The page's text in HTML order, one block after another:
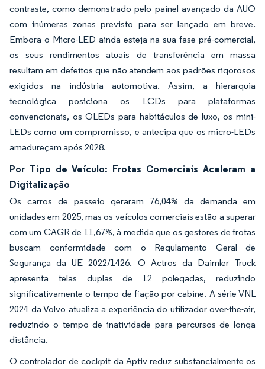
contraste, como demonstrado pelo painel avançado da AUO
com inúmeras zonas previsto para ser lançado em breve.
Embora o Micro-LED ainda esteja na sua fase pré-comercial,
os seus rendimentos atuais de transferência em massa
resultam em defeitos que não atendem aos padrões rigorosos
exigidos na indústria automotiva. Assim, a hierarquia
tecnológica posiciona os LCDs para plataformas
convencionais, os OLEDs para habitáculos de luxo, os mini-
LEDs como um compromisso, e antecipa que os micro-LEDs
amadureçam após 2028.
Por Tipo de Veículo: Frotas Comerciais Aceleram a
Digitalização
Os carros de passeio geraram 76,04% da demanda em
unidades em 2025, mas os veículos comerciais estão a superar
com um CAGR de 11,67%, à medida que os gestores de frotas
buscam conformidade com o Regulamento Geral de
Segurança da UE 2022/1426. O Actros da Daimler Truck
apresenta telas duplas de 12 polegadas, reduzindo
significativamente o tempo de fiação por cabine. A série VNL
2024 da Volvo atualiza a experiência do utilizador over-the-air,
reduzindo o tempo de inatividade para percursos de longa
distância.
O controlador de cockpit da Aptiv reduz substancialmente os